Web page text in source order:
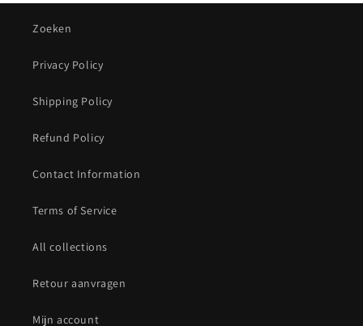
Zoeken
Privacy Policy
Shipping Policy
Refund Policy
Contact Information
Terms of Service
All collections
Retour aanvragen
Mijn account